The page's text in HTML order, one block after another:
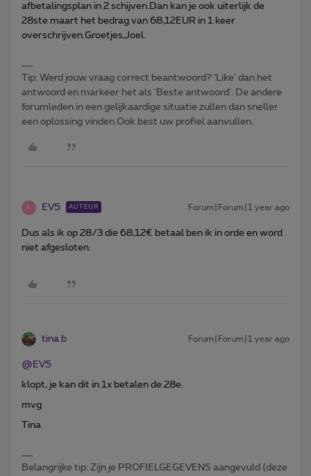
afbetalingsplan in 2 schijven.Dan kan je ook uiterlijk de
28ste maart het bedrag van 68,12EUR in 1 keer
overschrijven.Groetjes,Joel.
Tip: Werd jouw vraag correct beantwoord? ‘Like’ dan het
antwoord en markeer het als 'Beste antwoord'. De andere
forumleden in een gelijkaardige situatie zullen dan sneller
een oplossing vinden.Ook best uw profiel aanvullen.
E EV5 AUTEUR Forum|Forum|1 year ago
Dus als ik op 28/3 die 68,12€ betaal ben ik in orde en word
niet afgesloten.
tina.b Forum|Forum|1 year ago
@EV5
klopt, je kan dit in 1x betalen de 28e.
mvg
Tina
Belangrijke tip: Zijn je PROFIELGEGEVENS aangevuld (deze